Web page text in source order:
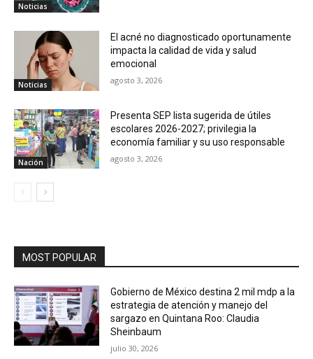
Noticias
Noticias
El acné no diagnosticado oportunamente
impacta la calidad de vida y salud
emocional
agosto 3, 2026
Nación
Presenta SEP lista sugerida de útiles
escolares 2026-2027; privilegia la
economía familiar y su uso responsable
agosto 3, 2026
MOST POPULAR
Gobierno de México destina 2 mil mdp a la
estrategia de atención y manejo del
sargazo en Quintana Roo: Claudia
Sheinbaum
julio 30, 2026